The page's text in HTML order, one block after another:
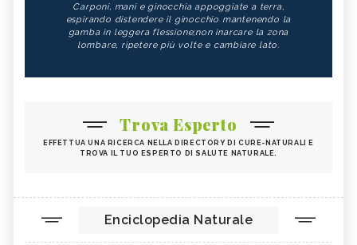
Carponi, mani e ginocchia appoggiate a terra,
espirando distendere il ginocchio mantenendo la
gamba in leggera flessione;non inarcare la zona
lombare, ripetere più volte e cambiare lato.
Trova Esperto
EFFETTUA UNA RICERCA NELLA DIRECTORY DI CURE-NATURALI E
TROVA IL TUO ESPERTO DI SALUTE NATURALE.
Enciclopedia Naturale